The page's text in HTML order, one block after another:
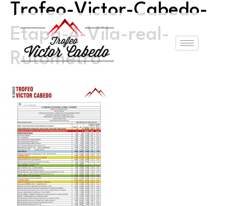
Trofeo-Victor-Cabedo-
Etapa-4-Vila-real-
Rutometro